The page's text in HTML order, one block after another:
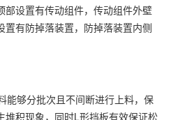
部设置有传动组件，传动组件外壁
有防掉落装置，防掉落装置内侧
够分批次且不间断进行上料，保
堆积现象，同时L形挡板有效保证松